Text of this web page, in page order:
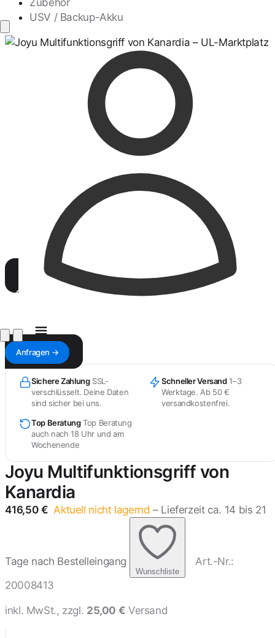
Zubehör
USV / Backup-Akku
Reparatur online anfragen
Antwort innerhalb von 1–3 Werktagen — mit Kostenvoranschlag & Versandadresse.
Anfragen →
Sichere Zahlung SSL-
verschlüsselt. Deine Daten
sind sicher bei uns.
Schneller Versand 1–3
Werktage. Ab 50 €
versandkostenfrei.
Top Beratung Top Beratung
auch nach 18 Uhr und am
Wochenende
Joyu Multifunktionsgriff von
Kanardia
416,50€ Aktuell nicht lagernd – Lieferzeit ca. 14 bis 21
Tage nach Bestelleingang
Wunschliste
Art.-Nr.:
20008413
inkl. MwSt., zzgl. 25,00 € Versand